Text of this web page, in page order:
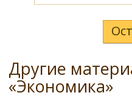
Другие
«Экономика»